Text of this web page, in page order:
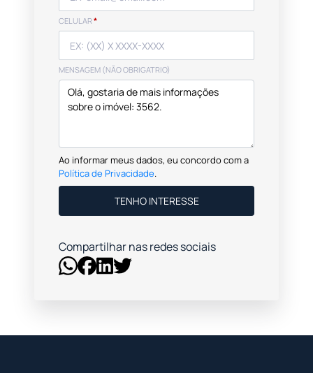
CELULAR *
MENSAGEM (NÃO OBRIGATRIO)
Ao informar meus dados, eu concordo com a
Política de Privacidade.
TENHO INTERESSE
Compartilhar nas redes sociais